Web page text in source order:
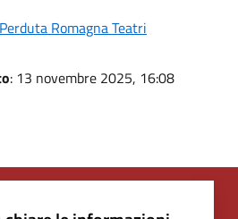
Romagna Teatri
: 13 novembre 2025, 16:08